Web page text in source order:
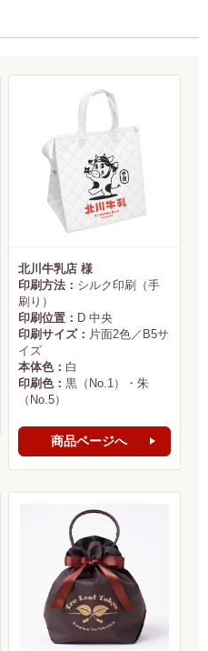
北川牛乳店 様
印刷方法： シルク印刷（手
刷り）
印刷位置： D 中央
印刷サイズ： 片面2色／B5サ
イズ
本体色： 白
印刷色： 黒（No.1）・朱
（No.5）
商品ページへ